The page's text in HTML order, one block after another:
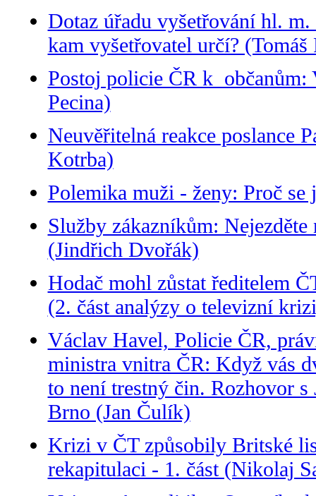
Dotaz úřadu vyšetřování hl.
kam vyšetřovatel určí? (Tomáš
Postoj policie ČR k občanům:
Pecina)
Neuvěřitelná reakce poslance
Kotrba)
Polemika muži - ženy: Proč
Služby zákazníkům:
(Jindřich Dvořák)
Hodač mohl zůstat ředitelem
(2. část analýzy o televizní
Václav Havel, Policie ČR,
ministra vnitra ČR: Když vás
to není trestný čin. Rozhovor
Brno (Jan Čulík)
Krizi v ČT způsobily Britské
rekapitulaci - 1. část (Nikolaj